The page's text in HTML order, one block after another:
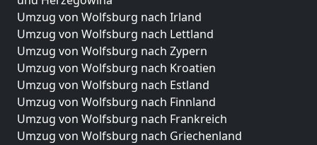
Umzug von Wolfsburg nach Irland
Umzug von Wolfsburg nach Lettland
Umzug von Wolfsburg nach Zypern
Umzug von Wolfsburg nach Kroatien
Umzug von Wolfsburg nach Estland
Umzug von Wolfsburg nach Finnland
Umzug von Wolfsburg nach Frankreich
Umzug von Wolfsburg nach Griechenland